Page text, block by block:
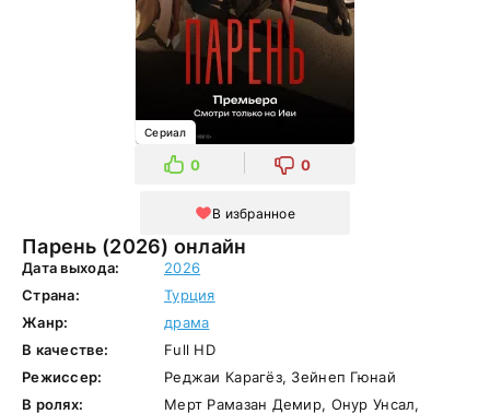
Парень (2026) онлайн
Сериал
0 0
В избранное
Дата выхода:
2026
Страна:
Турция
Жанр:
драма
В качестве:
Full HD
Режиссер:
Реджаи Карагёз, Зейнеп Гюнай
В ролях:
Мерт Рамазан Демир, Онур Унсал,